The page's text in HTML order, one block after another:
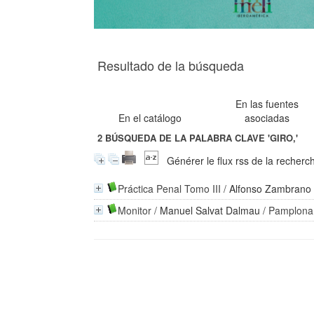
Resultado de la búsqueda
En el catálogo
En las fuentes
asociadas
2 BÚSQUEDA DE LA PALABRA CLAVE'GIRO,'
Générer le flux rss de la
Práctica Penal Tomo III /Alfonso
Monitor / Manuel Salvat Dalmau /